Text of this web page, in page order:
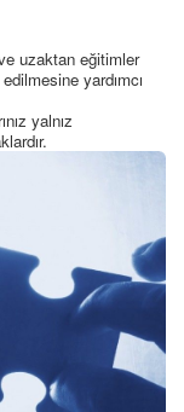
uzaktan eğitimler
yardımcı
yalnız